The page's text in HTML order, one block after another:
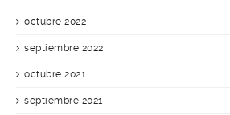
octubre 2022
septiembre 2022
octubre 2021
septiembre 2021